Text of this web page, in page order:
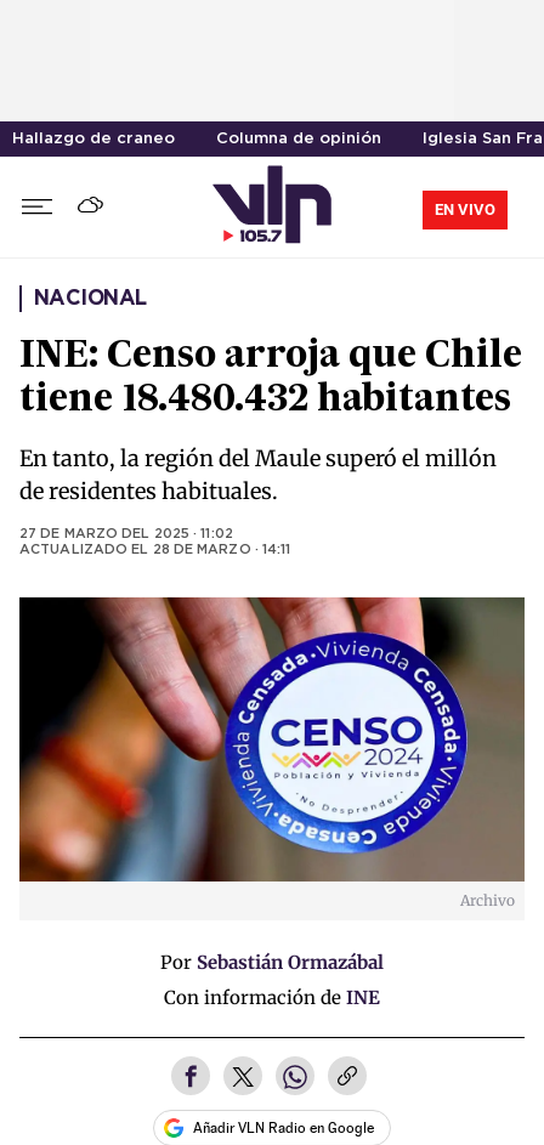
Hallazgo de craneo Columna de opinión Iglesia San
EN VIVO
NACIONAL
INE: Censo arroja que Chile
tiene 18.480.432 habitantes
En tanto, la región del Maule superó el millón
de residentes habituales.
27 DE MARZO DEL 2025 · 11:02
ACTUALIZADO EL 28 DE MARZO · 14:11
Archivo
Por Sebastián Ormazábal
Con información de INE
Añadir VLN Radio en Google